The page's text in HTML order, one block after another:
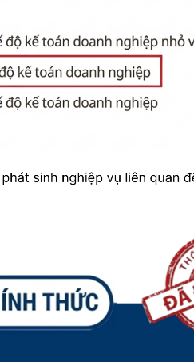
Tiền công, chi phí
khấu hao công cụ
ản chi
khoán và khi nào nên ký
và nghĩa vụ lao động.